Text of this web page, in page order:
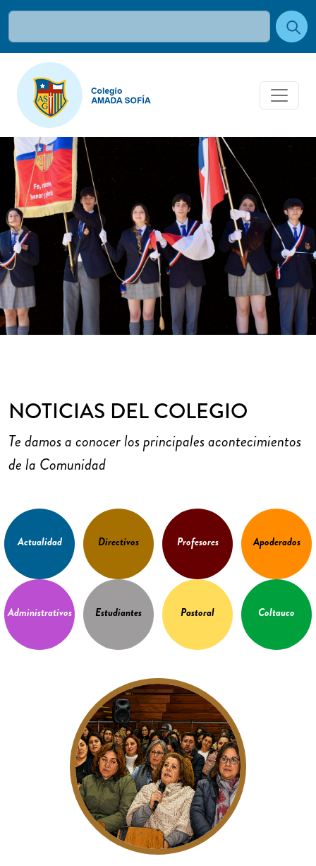
NOTICIAS DEL COLEGIO
Te damos a conocer los principales acontecimientos
de la Comunidad
Actualidad Directivos Profesores Apoderados
Administrativos Estudiantes Pastoral Coltauco